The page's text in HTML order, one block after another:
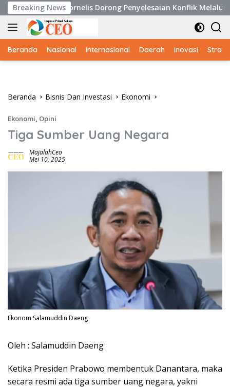
Langsung
ke
konten
Breaking News
Cornelis Dorong Penyelesaian Konflik Melalui Jalur
Beranda Nasional Internasional Daerah Inovasi
Beranda Bisnis Dan Investasi Ekonomi
Ekonomi, Opini
Tiga Sumber Uang Negara
MajalahCeo
Mei 10, 2025
Ekonom Salamuddin Daeng
Oleh : Salamuddin Daeng
Ketika Presiden Prabowo membentuk Danantara, maka
secara resmi ada tiga sumber uang negara, yakni